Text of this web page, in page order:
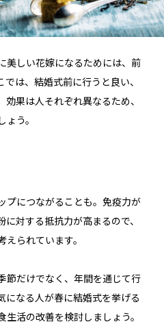
美しい花嫁になるためには、前
は、結婚式前に行うと良い、
果は人それぞれ異なるため、
ょう。
プにつながることも。免疫力が
対する抵抗力が高まるので、
られています。
節だけでなく、年間を通じて行
になる人が春に結婚式を挙げる
活の改善を検討しましょう。